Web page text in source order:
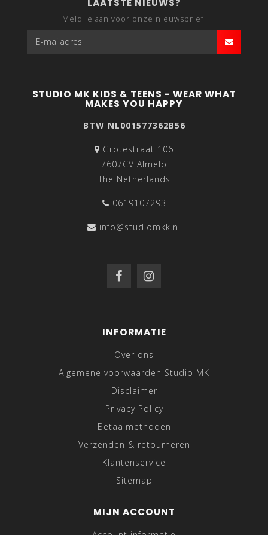
LAATSTE NIEUWS?
Meld je aan voor onze nieuwsbrief!
STUDIO MK KIDS & TEENS - WEAR WHAT
MAKES YOU HAPPY
BTW NL001577362B56
Grotestraat 106
7607CV Almelo
The Netherlands
0619107293
info@studiomkk.nl
INFORMATIE
Over ons
Algemene voorwaarden Studio MK
Disclaimer
Privacy Policy
Betaalmethoden
Verzenden & retourneren
Klantenservice
Sitemap
MIJN ACCOUNT